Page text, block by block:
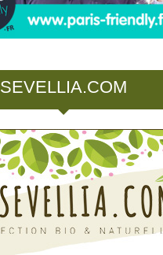
SEVELLIA.COM